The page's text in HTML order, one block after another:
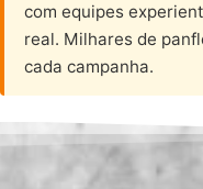
com equipes
real. Milhares de
cada campanha.